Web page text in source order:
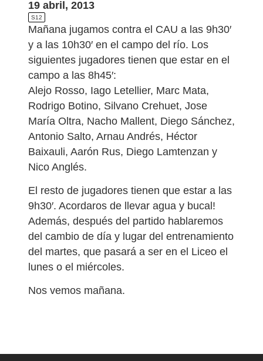
19 abril, 2013
S12
Mañana jugamos contra el CAU a las 9h30′
y a las 10h30′ en el campo del río. Los
siguientes jugadores tienen que estar en el
campo a las 8h45′:
Alejo Rosso, Iago Letellier, Marc Mata,
Rodrigo Botino, Silvano Crehuet, Jose
María Oltra, Nacho Mallent, Diego Sánchez,
Antonio Salto, Arnau Andrés, Héctor
Baixauli, Aarón Rus, Diego Lamtenzan y
Nico Anglés.
El resto de jugadores tienen que estar a las
9h30′. Acordaros de llevar agua y bucal!
Además, después del partido hablaremos
del cambio de día y lugar del entrenamiento
del martes, que pasará a ser en el Liceo el
lunes o el miércoles.
Nos vemos mañana.